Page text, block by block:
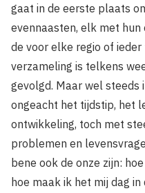
gaat in de eerste plaats
evennaasten, elk met hun
de voor elke regio of
verzameling is telkens
gevolgd. Maar wel steeds
ongeacht het tijdstip, het
ontwikkeling, toch met
problemen en
bene ook de onze zijn:
hoe maak ik het mij dag